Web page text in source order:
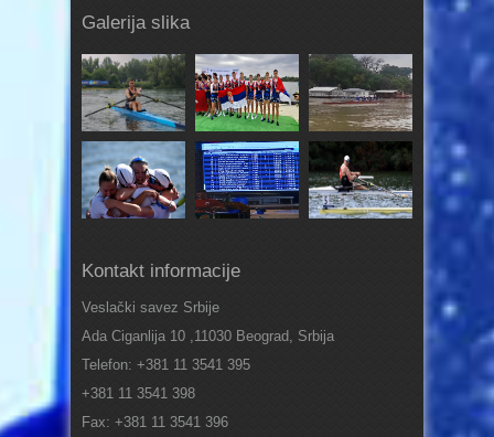
Galerija slika
Kontakt informacije
Veslački savez Srbije
Ada Ciganlija 10 ,11030 Beograd, Srbija
Telefon: +381 11 3541 395
+381 11 3541 398
Fax: +381 11 3541 396